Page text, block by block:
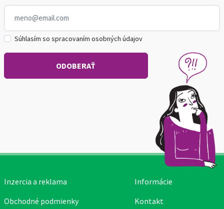
Súhlasím so spracovaním osobných údajov
Inzercia a reklama
Obchodné podmienky
Informácie
Kontakt